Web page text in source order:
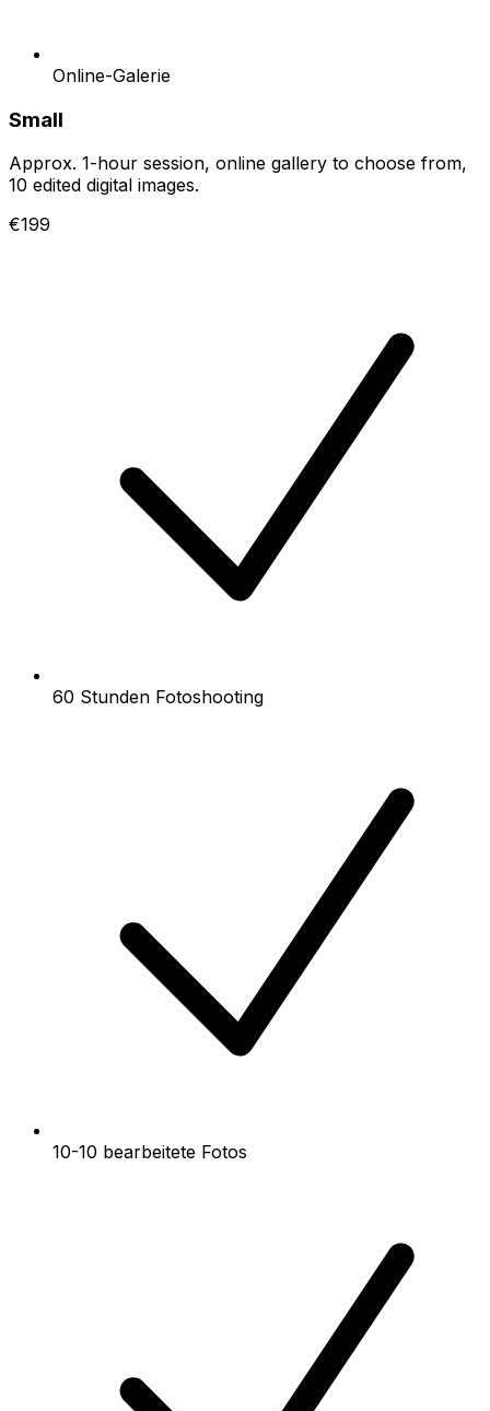
Online-Galerie
Small
Approx. 1-hour session, online gallery to choose from,
10 edited digital images.
€199
60 Stunden Fotoshooting
10-10 bearbeitete Fotos